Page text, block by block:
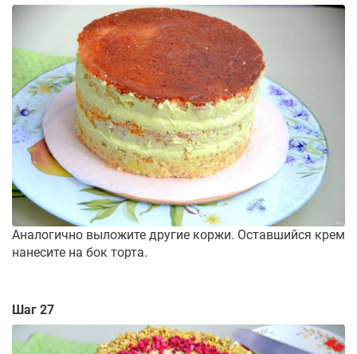
Аналогично выложите другие коржи. Оставшийся крем
нанесите на бок торта.
Шаг 27